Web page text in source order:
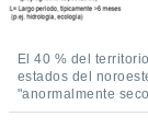
El 40 % del
estados del
"anormalmente